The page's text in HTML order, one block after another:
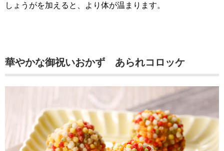
しょうがを加えると、より体が温まります。
華やかな御祝いおかず あられコロッケ